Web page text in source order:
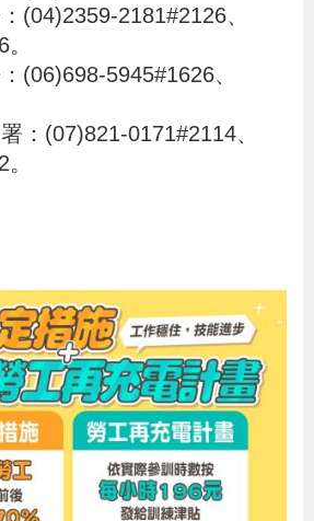
(04)2359-2181#2126、
(06)698-5945#1626、
：(07)821-0171#2114、